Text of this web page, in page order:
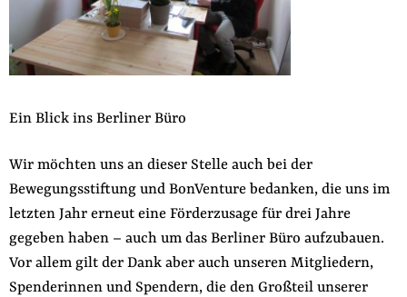
Ein Blick ins Berliner Büro
Wir möchten uns an dieser Stelle auch bei der
Bewegungsstiftung und BonVenture bedanken, die uns im
letzten Jahr erneut eine Förderzusage für drei Jahre
gegeben haben – auch um das Berliner Büro aufzubauen.
Vor allem gilt der Dank aber auch unseren Mitgliedern,
Spenderinnen und Spendern, die den Großteil unserer